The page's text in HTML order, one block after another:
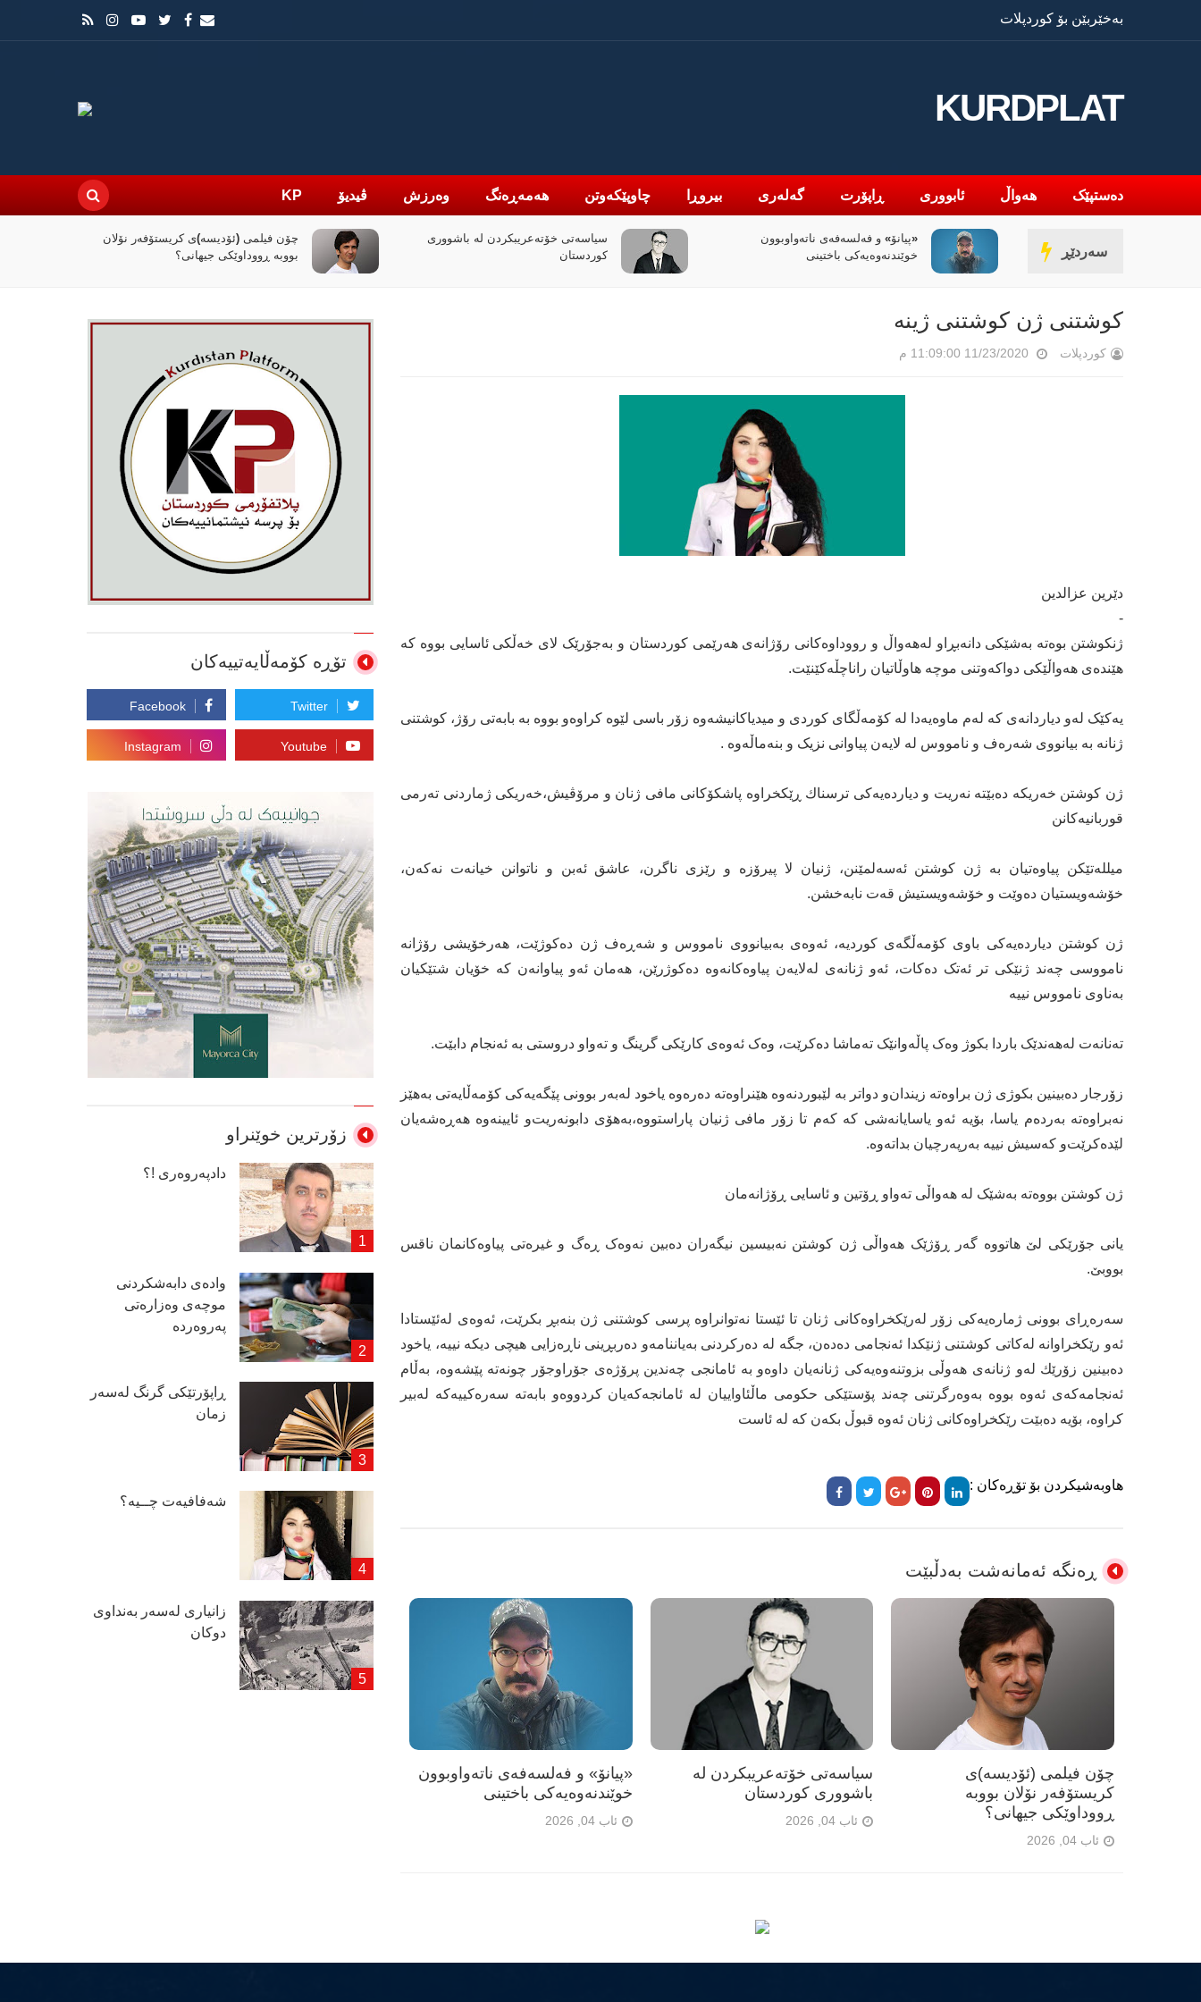
بەخێربێن بۆ کوردپلات
KURDPLAT
دەستپێک هەواڵ ئابووری ڕاپۆرت گەلەری بیروڕا چاوپێکەوتن هەمەڕەنگ وەرزش ڤیدیۆ KP
سەردێڕ
«پیانۆ» و فەلسەفەی ناتەواوبوون
خوێندنەوەیەکی باختینی
سیاسەتی خۆتەعریبکردن لە باشووری
کوردستان
چۆن فیلمی (ئۆدیسە)ی کریستۆفەر نۆلان
بووبە ڕووداوێکی جیهانی؟
کوشتنی ژن کوشتنی ژینە
کوردپلات 11/23/2020 11:09:00 م
دێرین عزالدین
-
ژنکوشتن بوەتە بەشێکی دانەبڕاو لەهەواڵ و رووداوەکانی رۆژانەى هەرێمی کوردستان و بەجۆرێک لای خەڵکی ئاسایی بووە کە
هێندەی هەواڵێکی دواکەوتنی موچە هاوڵاتیان راناچڵەکێنێت.
یەکێک لەو دیاردانەی کە لەم ماوەیەدا لە کۆمەڵگای کوردی و میدیاکانیشەوە زۆر باسی لێوە کراوەو بووە بە بابەتی رۆژ، کوشتنی
ژنانە بە بیانووی شەرەف و نامووس لە لایەن پیاوانی نزیک و بنەماڵەوە .
ژن کوشتن خەریکە دەبێتە نەریت و دیاردەیەکی ترسناك ڕێکخراوە پاشکۆکانی مافی ژنان و مرۆڤیش،خەریکی ژماردنی تەرمی
قوربانیەکانن
‏میللەتێكن پیاوەتیان بە ژن كوشتن ئەسەلمێنن، ژنیان لا پیرۆزە و رێزی ناگرن، عاشق ئەبن و ناتوانن خیانەت نەكەن،
خۆشەویستیان دەوێت و خۆشەویستیش قەت نابەخشن.
‏ژن کوشتن دیاردەیەکی باوی کۆمەڵگەی کوردیە، ئەوەی بەبیانووی نامووس و شەڕەف ژن دەکوژێت، هەرخۆیشی رۆژانە
نامووسی چەند ژنێکی تر ئەتک دەکات، ئەو ژنانەی لەلایەن پیاوەکانەوە دەکوژرێن، هەمان ئەو پیاوانەن کە خۆیان شتێکیان
بەناوی نامووس نییە
تەنانەت لەهەندێک باردا بکوژ وەک پاڵەوانێک تەماشا دەکرێت، وەک ئەوەی کارێکی گرینگ و تەواو دروستی بە ئەنجام دابێت.
زۆرجار دەبینین بكوژی ژن براوەتە زیندان‌و دواتر بە لێبوردنەوە هێنراوەتە دەرەوە یاخود لەبەر بوونی پێگەیەكی كۆمەڵایەتی بەهێز
نەبراوەتە بەردەم یاسا، بۆیە ئەو یاسایانەشی كە كەم تا زۆر مافی ژنیان پاراستووە،بەهۆی دابونەریت‌و ئایینەوە هەڕەشەیان
لێدەكرێت‌و كەسیش نییە بەرپەرچیان بداتەوە.
‏ژن کوشتن‬⁩ بووەتە بەشێک لە هەواڵی تەواو ڕۆتین و ئاسایی ڕۆژانەمان
‏یانی جۆرێکی لێ هاتووە گەر ڕۆژێک ھەواڵی ژن کوشتن نەبیسین نیگەران دەبین نەوەک ڕەگ و غیرەتی پیاوەکانمان ناقس
بووبێ.
سەرەڕای بوونی ژمارەیەكی زۆر لەرێكخراوەكانی ژنان تا ئێستا نەتوانراوە پرسی كوشتنی ژن بنەبڕ بكرێت، ئەوەی لەئێستادا
ئەو رێكخراوانە لەكاتی كوشتنی ژنێكدا ئەنجامی دەدەن، جگە لە دەركردنی بەیاننامەو دەربڕینی ناڕەزایی هیچی دیكە نییە، یاخود
دەبینین زۆرێك لەو ژنانەی هەوڵی بزوتنەوەیەكی ژنانەیان داوەو بە ئامانجی چەندین پرۆژەی جۆراوجۆر چونەتە پێشەوە، بەڵام
ئەنجامەكەی ئەوە بووە بەوەرگرتنی چەند پۆستێكی حكومی ماڵئاواییان لە ئامانجەكەیان كردووەو بابەتە سەرەكییەكە لەبیر
كراوە، بۆیە دەبێت رێكخراوەكانی ژنان ئەوە قبوڵ بكەن كە لە ئاست
هاوبەشیکردن بۆ تۆڕەکان :
ڕەنگە ئەمانەشت بەدڵبێت
«پیانۆ» و فەلسەفەی ناتەواوبوون
خوێندنەوەیەکی باختینی
ئاب 04, 2026
سیاسەتی خۆتەعریبکردن لە
باشووری کوردستان
ئاب 04, 2026
چۆن فیلمی (ئۆدیسە)ی
کریستۆفەر نۆلان بووبە
ڕووداوێکی جیهانی؟
ئاب 04, 2026
تۆڕە کۆمەڵایەتییەکان
زۆرترین خوێنراو
دادپەروەری !؟
وادەی دابەشكردنی
موچەی وەزارەتی
پەروەردە
ڕاپۆرتێكی گرنگ لەسەر
زمان
شەفافیەت چــیە؟
زانیاری لەسەر بەنداوی
دوكان